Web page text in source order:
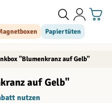
Papiertüten
"Blumenkranz auf Gelb"
auf Gelb"
nutzen